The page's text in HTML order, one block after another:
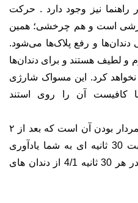
نیز وجود دارد . حرکت
است و هم چرخشی؛ همین
و رفع پلاک‌ها می‌شود.
و لطیف هستند و برای دندان‌ها
کرد. این مسواک شارژی
کافیست آن را روی استند
مهم‌ترین ویژگی این محصول تایمردار بودن آن است که بعد از ۲
دقیقه پایان عملیات را در 4 نوبت 30 ثانیه ای به شما یادآوری
می‌کند و از شما می خواهد که در هر 30 ثانیه 4/1 از دندان های